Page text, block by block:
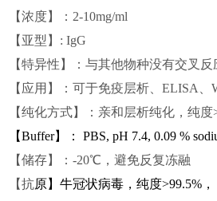
【浓度】：2-10mg/ml
【亚型】: IgG
【特异性】：与其他物种没有交叉反
【应用】：可于免疫层析、ELISA、
【纯化方式】：亲和层析纯化，纯度
【Buffer】：
PBS, pH 7.4, 0.09 %
【储存】：-20℃，避免反复冻融
【抗原】牛冠状病毒，纯度>99.5%，